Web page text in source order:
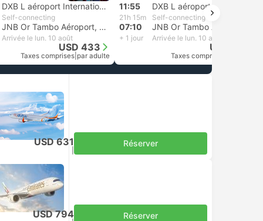
DXB L aéroport International De Dubai
Self-connecting
JNB Or Tambo Aéroport, Benoni
Arrivée le lun. 10 août
USD 433
Taxes comprises par adulte
11:55
21h 15m Self-connecting
07:10
+ 1 jour Arrivée le lun. 10 août
USD 492
Taxes comprises
USD 631 Réserver
USD 794 Réserver